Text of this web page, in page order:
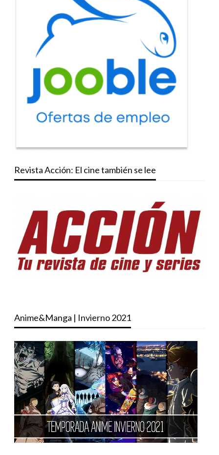
Revista Acción: El cine también se lee
Anime&Manga | Invierno 2021